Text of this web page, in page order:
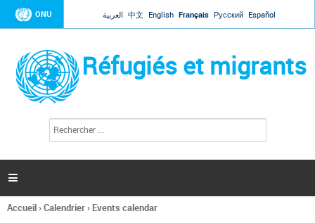
Jump to navigation
ONU العربية 中文 English Français Русский Español
Réfugiés et migrants
l
c
h
e

Vous
Accueil›Calendrier› Events calendar